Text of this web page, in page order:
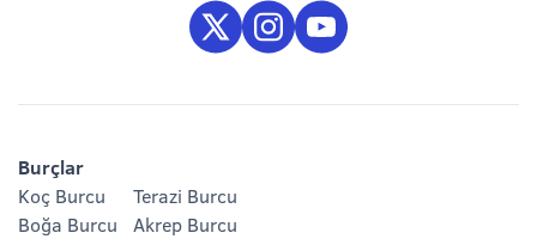
Burçlar
Koç Burcu
Boğa Burcu
Terazi Burcu
Akrep Burcu